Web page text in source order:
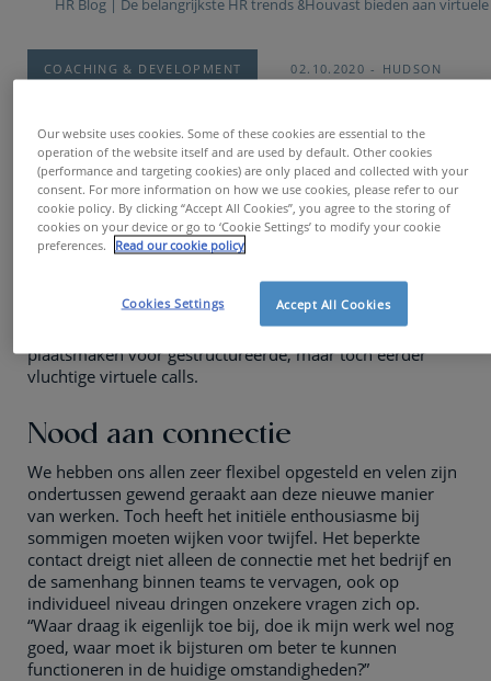
HR Blog | De belangrijkste HR trends & topicsHouvast bieden aan
COACHING & DEVELOPMENT 02.10.2020 HUDSON
Virtuele Shift
COVID-19 heeft organisaties en teams van de ene op de
andere dag verplicht om hun manier van (samen)werken
en communiceren heruit te vinden. Ons volledige
takenpakket, complexe projecten en volwaardige teams
‘thuiskantoor’ gemanaged worden. Fysieke one-to-ones,
spontane babbeltjes aan de koffiemachine, teambuildings
en workshops met onze collega’s moesten meteen ook
plaatsmaken voor gestructureerde, maar toch eerder
vluchtige virtuele calls.
Nood aan connectie
We hebben ons allen zeer flexibel opgesteld en velen zijn
ondertussen gewend geraakt aan deze nieuwe manier
van werken. Toch heeft het initiële enthousiasme bij
sommigen moeten wijken voor twijfel. Het beperkte
contact dreigt niet alleen de connectie met het bedrijf en
de samenhang binnen teams te vervagen, ook op
individueel niveau dringen onzekere vragen zich op.
“Waar draag ik eigenlijk toe bij, doe ik mijn werk wel nog
goed, waar moet ik bijsturen om beter te kunnen
functioneren in de huidige omstandigheden?”
Our website uses cookies. Some of these cookies are essential to the
operation of the website itself and are used by default. Other cookies
(performance and targeting cookies) are only placed and collected with your
consent. For more information on how we use cookies, please refer to our
cookie policy. By clicking “Accept All Cookies”, you agree to the storing of
cookies on your device or go to ‘Cookie Settings’ to modify your cookie
preferences.
Read our cookie policy
Accept All Cookies
Cookies Settings